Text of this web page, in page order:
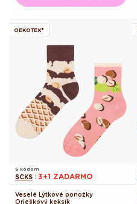
OEKOTEX®
S kódom
SCKS : 3+1 ZADARMO
Veselé Lýtkové ponožky
Orieškový keksík